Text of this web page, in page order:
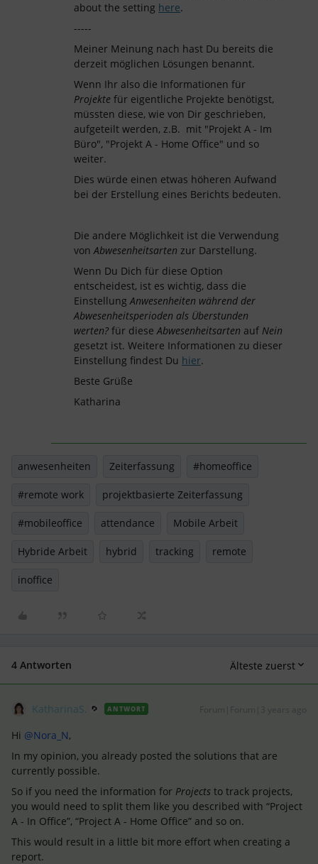
about the setting here.
-----
Meiner Meinung nach hast Du bereits die
derzeit möglichen Lösungen benannt.
Wenn Ihr also die Informationen für
Projekte für eigentliche Projekte benötigst,
müssten diese, wie von Dir geschrieben,
aufgeteilt werden, z.B. mit "Projekt A - Im
Büro", "Projekt A - Home Office" und so
weiter.
Dies würde einen etwas höheren Aufwand
bei der Erstellung eines Berichts bedeuten.
Die andere Möglichkeit ist die Verwendung
vonAbwesenheitsarten zur Darstellung.
Wenn Du Dich für diese Option
entscheidest, ist es wichtig, dass die
EinstellungAnwesenheiten während der
Abwesenheitsperioden als Überstunden
werten? für dieseAbwesenheitsarten auf Nein
gesetzt ist. Weitere Informationen zu dieser
Einstellung findest Du hier.
Beste Grüße
Katharina
anwesenheiten Zeiterfassung #homeoffice
#remote work projektbasierte Zeiterfassung
#mobileoffice attendance Mobile Arbeit
Hybride Arbeit hybrid tracking remote
inoffice
4 Antworten Älteste zuerst
KatharinaS. ANTWORT
Hi @Nora_N,
In my opinion, you already posted the solutions that are
currently possible.
So if you need the information for Projects to track projects,
you would need to split them like you described with “Project
A - In Office”, “Project A - Home Office” and so on.
This would result in a little bit more effort when creating a
report.